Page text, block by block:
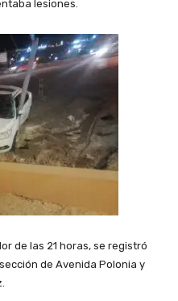
lesiones.
de las 21 horas, se registró
de Avenida Polonia y